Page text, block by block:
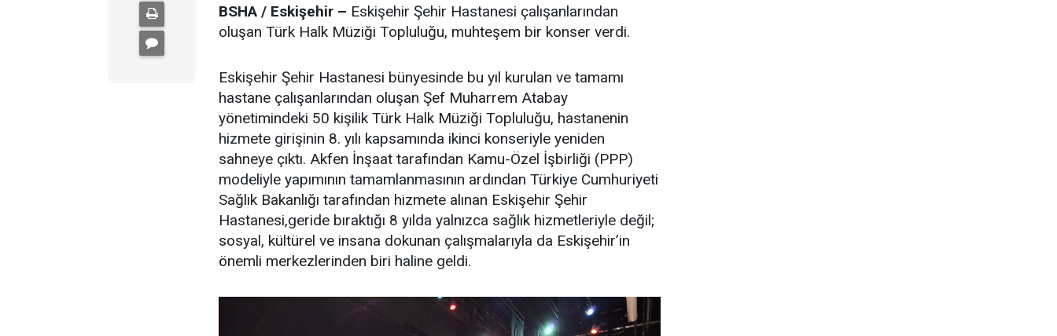
BSHA / Eskişehir – Eskişehir Şehir Hastanesi çalışanlarından
oluşan Türk Halk Müziği Topluluğu, muhteşem bir konser verdi.
Eskişehir Şehir Hastanesi bünyesinde bu yıl kurulan ve tamamı
hastane çalışanlarından oluşan Şef Muharrem Atabay
yönetimindeki 50 kişilik Türk Halk Müziği Topluluğu, hastanenin
hizmete girişinin 8. yılı kapsamında ikinci konseriyle yeniden
sahneye çıktı. Akfen İnşaat tarafından Kamu-Özel İşbirliği (PPP)
modeliyle yapımının tamamlanmasının ardından Türkiye Cumhuriyeti
Sağlık Bakanlığı tarafından hizmete alınan Eskişehir Şehir
Hastanesi,geride bıraktığı 8 yılda yalnızca sağlık hizmetleriyle değil;
sosyal, kültürel ve insana dokunan çalışmalarıyla da Eskişehir’in
önemli merkezlerinden biri haline geldi.